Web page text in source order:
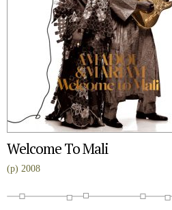
Welcome To Mali
(p) 2008